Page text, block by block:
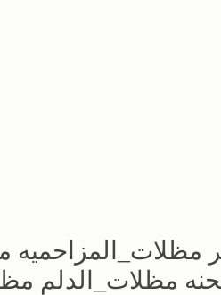
مظلات_المزاحميه
مظلات_الدلم